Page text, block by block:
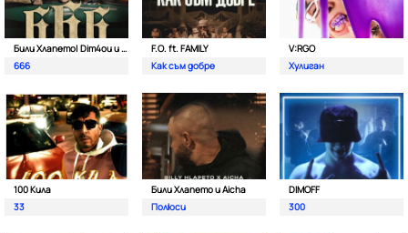
Били Хлапето| Dim4ou и Garjoka
666
F.O. ft. FAMILY
Как съм добре
V:RGO
Хулиган
100 Кила
33
Били Хлапето и Aicha
Полюси
DIMOFF
300